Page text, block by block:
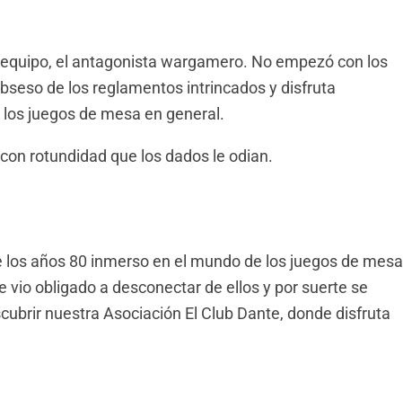
el antagonista wargamero. No empezó con los
de los reglamentos intrincados y disfruta
juegos de mesa en general.
rotundidad que los dados le odian.
años 80 inmerso en el mundo de los juegos de mesa
obligado a desconectar de ellos y por suerte se
nuestra Asociación El Club Dante, donde disfruta